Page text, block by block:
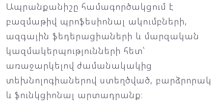
Ապրանքանիշը համագործակցում է
բազմաթիվ պրոֆեսիոնալ ակումբների,
ազգային ֆեդերացիաների և մարզական
կազմակերպությունների հետ՝
առաջարկելով ժամանակակից
տեխնոլոգիաներով ստեղծված, բարձրորակ
և ֆունկցիոնալ արտադրանք։